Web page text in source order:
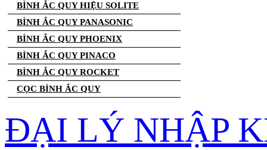
BÌNH ẮC QUY HIỆU SOLITE
BÌNH ẮC QUY PANASONIC
BÌNH ẮC QUY PHOENIX
BÌNH ẮC QUY PINACO
BÌNH ẮC QUY ROCKET
CỌC BÌNH ẮC QUY
ĐẠI LÝ NHẬP